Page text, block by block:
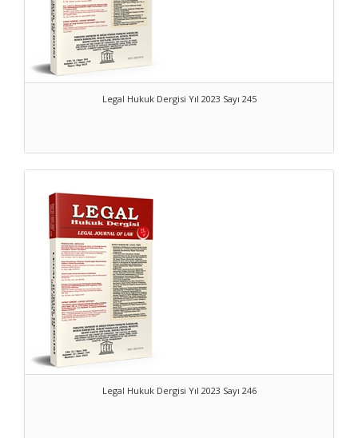
Legal Hukuk Dergisi Yıl 2023 Sayı 245
Legal Hukuk Dergisi Yıl 2023 Sayı 246